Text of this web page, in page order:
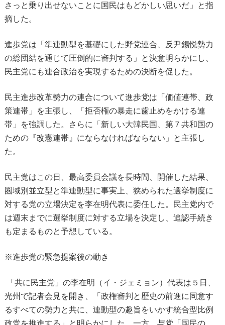
さっと乗り出せないことに国民はもどかしい思いだ」と指
摘した。
進歩党は「準連動型を基礎にした野党連合、反尹錫悦勢力
の総団結を通じて圧倒的に審判する」と決意明らかにし、
民主党にも連合政治を実現するための決断を促した。
民主進歩改革勢力の連合について進歩党は「価値連帯、政
策連帯」を主張し、「拒否権の暴走に歯止めをかける連
帯」を強調した。さらに「新しい大韓民国、第７共和国の
ための『改憲連帯』にならなければならない」と主張し
た。
民主党はこの日、最高委員会議を長時間、開催した結果、
圏域別並立型と準連動型に事実上、狭められた選挙制度に
対する党の立場決定を李在明代表に委任した。民主党内で
は週末までに選挙制度に対する立場を決定し、追認手続き
も定まるものと予想している。
※進歩党の緊急提案後の動き
「共に民主党」の李在明（イ・ジェミョン）代表は５日、
光州で記者会見を開き、「政権審判と歴史の前進に同意す
るすべての勢力と共に、連動型の趣旨をいかす統合型比例
政党を推進する」と明らかにした。一方、与党「国民の